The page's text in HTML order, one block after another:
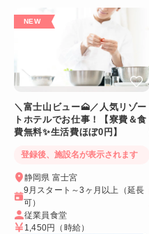
＼富士山ビュー🗻／人気リゾー
トホテルでお仕事！【寮費＆食
費無料✨生活費ほぼ0円】
登録後、施設名が表示されます
静岡県 富士宮
9月スタート～3ヶ月以上（延長
可）
従業員食堂
1,450円 （時給）